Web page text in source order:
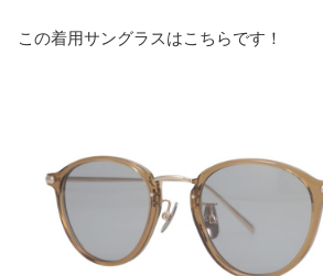
この着用サングラスはこちらです！